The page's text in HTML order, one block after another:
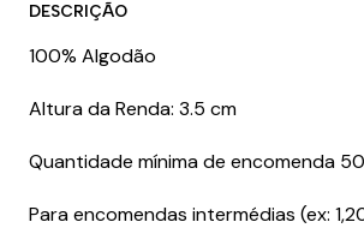
DESCRIÇÃO
100% Algodão
Altura da Renda: 3.5 cm
Quantidade mínima de encomenda
Para encomendas intermédias (ex: